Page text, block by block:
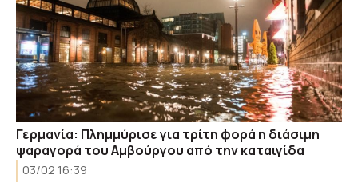
Γερμανία: Πλημμύρισε για τρίτη φορά η διάσιμη
ψαραγορά του Αμβούργου από την καταιγίδα
03/02 16:39